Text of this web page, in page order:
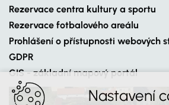
Rezervace centra kultury a sportu
Rezervace fotbalového areálu
Prohlášení o přístupnosti webových
GDPR
GIS - základní mapový portál
Nastavení